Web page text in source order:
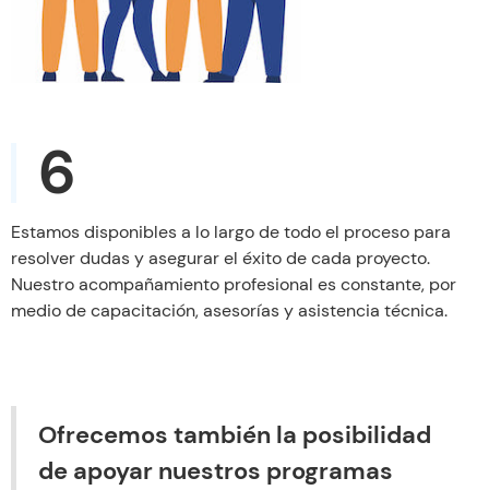
6
Estamos disponibles a lo largo de todo el proceso para
resolver dudas y asegurar el éxito de cada proyecto.
Nuestro acompañamiento profesional es constante, por
medio de capacitación, asesorías y asistencia técnica.
Ofrecemos también la posibilidad
de apoyar nuestros programas